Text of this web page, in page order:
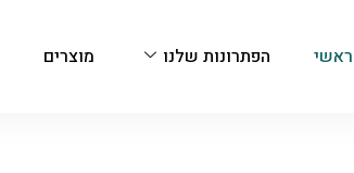
ראשי הפתרונות שלנו מוצרים